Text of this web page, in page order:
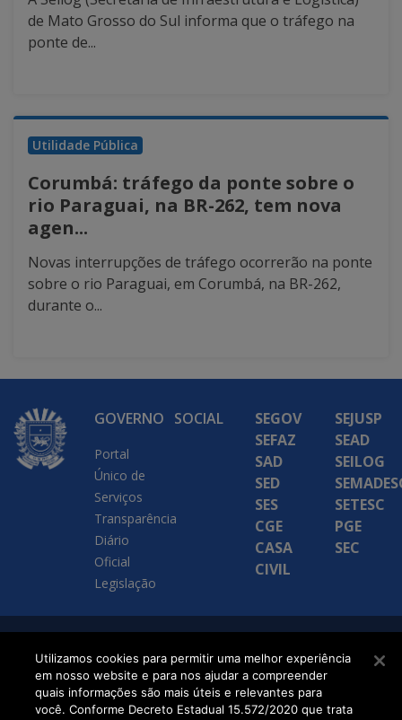
de Mato Grosso do Sul informa que o tráfego na
ponte de...
Utilidade Pública
Corumbá: tráfego da ponte sobre o
rio Paraguai, na BR-262, tem nova
agen...
Novas interrupções de tráfego ocorrerão na ponte
sobre o rio Paraguai, em Corumbá, na BR-262,
durante o...
GOVERNO
Portal
Único de
Serviços
Transparência
Diário
Oficial
Legislação
SOCIAL
SEGOV
SEFAZ
SAD
SED
SES
CGE
CASA
CIVIL
SEJUSP
SEAD
SEILOG
SETESC
PGE
SEC
SETDIG | Secretaria-
Executiva de
Transformação Digital
Utilizamos cookies para permitir uma melhor experiência
em nosso website e para nos ajudar a compreender
quais informações são mais úteis e relevantes para
você. Conforme Decreto Estadual 15.572/2020 que trata